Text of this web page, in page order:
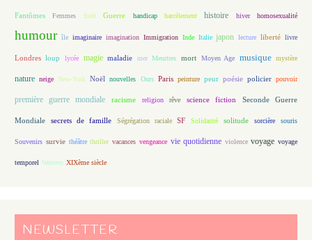
Fantômes Femmes forêt Guerre handicap harcèlement histoire hiver homosexualité
humour île imaginaire imagination Immigration Inde Italie japon lecture liberté livre
Londres loup lycée magie maladie mer Meurtres mort Moyen Age musique mystère
nature neige New-York Noël nouvelles Ours Paris peinture peur poésie policier pouvoir
première guerre mondiale racisme religion rêve science fiction Seconde Guerre
Mondiale secrets de famille Ségrégation raciale SF Solidarité solitude sorcière souris
Souvenirs survie théâtre thriller vacances vengeance vie quotidienne violence voyage voyage
temporel Western XIXème siècle
NEWSLETTER